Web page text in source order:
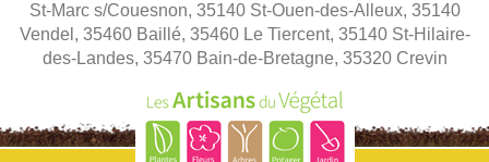
St-Marc s/Couesnon, 35140 St-Ouen-des-Alleux, 35140
Vendel, 35460 Baillé, 35460 Le Tiercent, 35140 St-Hilaire-
des-Landes, 35470 Bain-de-Bretagne, 35320 Crevin